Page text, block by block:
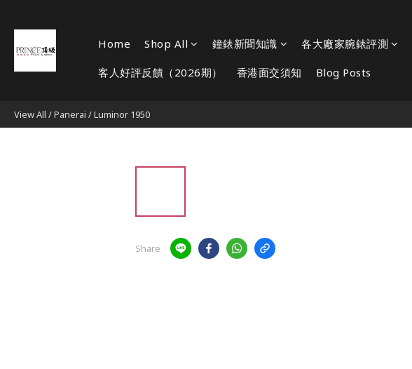
Home Shop All 鐘錶新聞知識 各大廠家腕錶評測
客人好評反饋（2026期） 香港面交須知 Blog Posts
View All /Panerai /Luminor 1950
Share